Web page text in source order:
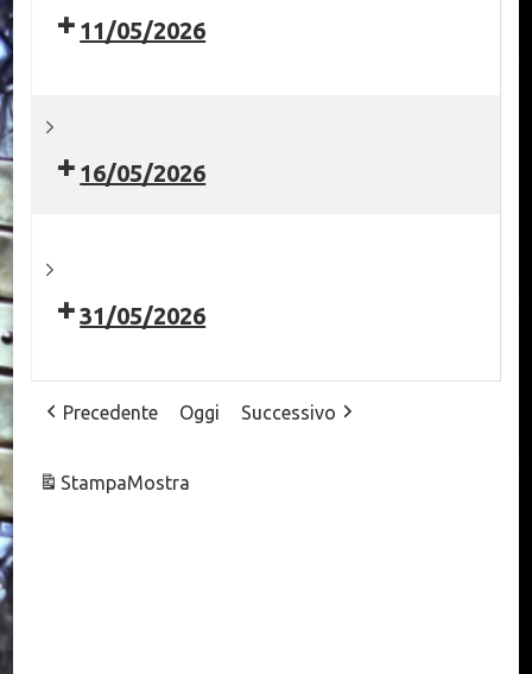
11/05/2026
16/05/2026
31/05/2026
Precedente Oggi Successivo
StampaMostra